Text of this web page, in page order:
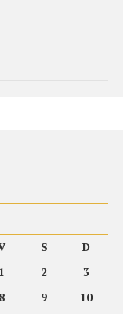
S
D
1
2
3
8 9
10